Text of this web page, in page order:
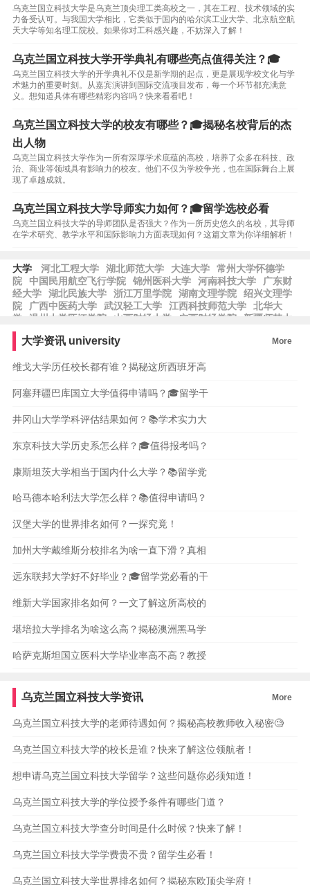
乌克兰国立科技大学是乌克兰顶尖理工类高校之一，其在工程、技术领域的实
力备受认可。与我国大学相比，它类似于国内的哈尔滨工业大学、北京航空航
天大学等知名理工院校。如果你对工科感兴趣，不妨深入了解！
乌克兰国立科技大学开学典礼有哪些亮点值得关注？🎓
乌克兰国立科技大学的开学典礼不仅是新学期的起点，更是展现学校文化与学
术魅力的重要时刻。从嘉宾演讲到国际交流项目发布，每一个环节都充满意
义。想知道具体有哪些精彩内容吗？快来看看吧！
乌克兰国立科技大学的校友有哪些？🎓揭秘名校背后的杰
出人物
乌克兰国立科技大学作为一所有深厚学术底蕴的高校，培养了众多在科技、政
治、商业等领域具有影响力的校友。他们不仅为学校争光，也在国际舞台上展
现了卓越成就。
乌克兰国立科技大学导师实力如何？🎓留学选校必看
乌克兰国立科技大学的导师团队是否强大？作为一所历史悠久的名校，其导师
在学术研究、教学水平和国际影响力方面表现如何？这篇文章为你详细解析！
大学 河北工程大学 湖北师范大学 大连大学
常州大学怀德学
院
中国民用航空飞行学院 锦州医科大学 河南科技大学
广东财
经大学
湖北民族大学 浙江万里学院 湖南文理学院
绍兴文理学
院
广西中医药大学 武汉轻工大学 江西科技师范大学
北华大
学
温州大学瓯江学院 山西财经大学 广西财经学院
新疆师范大
学
学院
西藏民族大学 湖南工程学院
湖北第二
大学资讯 university More
维戈大学历任校长都有谁？揭秘这所西班牙高
阿塞拜疆巴库国立大学值得申请吗？🎓留学干
井冈山大学学科评估结果如何？📚学术实力大
东京科技大学历史系怎么样？🎓值得报考吗？
康斯坦茨大学相当于国内什么大学？📚留学党
哈马德本哈利法大学怎么样？📚值得申请吗？
汉堡大学的世界排名如何？一探究竟！
加州大学戴维斯分校排名为啥一直下滑？真相
远东联邦大学好不好毕业？🎓留学党必看的干
维新大学国家排名如何？一文了解这所高校的
堪培拉大学排名为啥这么高？揭秘澳洲黑马学
哈萨克斯坦国立医科大学毕业率高不高？教授
乌克兰国立科技大学资讯 More
乌克兰国立科技大学的老师待遇如何？揭秘高校教师收入秘密🧐
乌克兰国立科技大学的校长是谁？快来了解这位领航者！
想申请乌克兰国立科技大学留学？这些问题你必须知道！
乌克兰国立科技大学的学位授予条件有哪些门道？
乌克兰国立科技大学查分时间是什么时候？快来了解！
乌克兰国立科技大学学费贵不贵？留学生必看！
乌克兰国立科技大学世界排名如何？揭秘东欧顶尖学府！